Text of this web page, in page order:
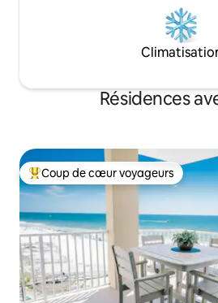
Résidences
Coups de cœur voyageurs les plus
Coup de cœur voyageurs